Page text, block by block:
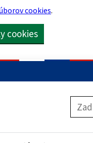
cookies.
cookies